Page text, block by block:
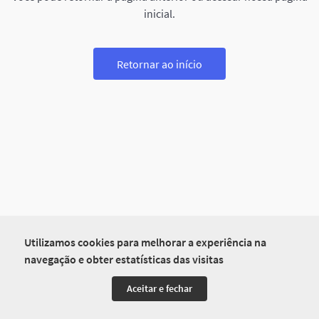
Utilizamos cookies para melhorar a experiência na
navegação e obter estatísticas das visitas
Aceitar e fechar
inicial.
Retornar ao início